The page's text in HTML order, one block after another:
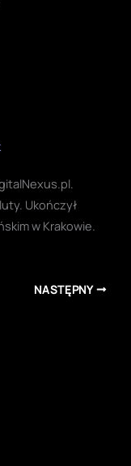
Ukończył
w Krakowie.
NASTĘPNY